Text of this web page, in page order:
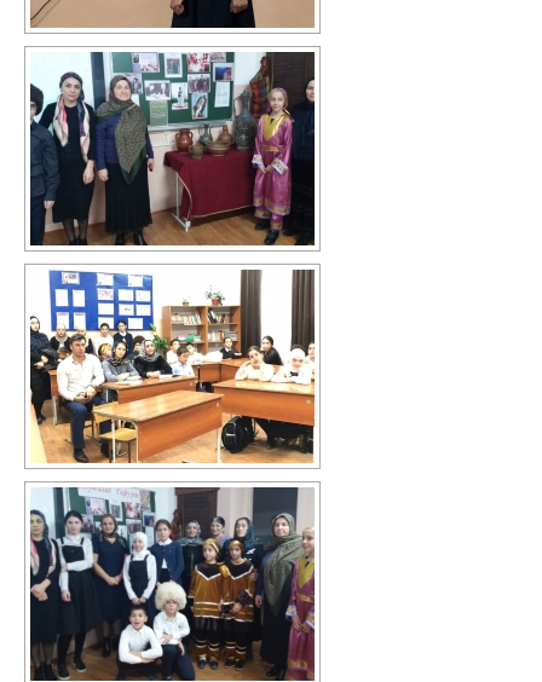
Повышение качества образования
I. Результаты обучения школьников
II. Практико-ориентированность
школьного образования
III. Управление системой общего
образования
IV. Развитие функциональной
грамотности
V. Ориентация воспитательной работы
ПМПК
Независимая оценка качества
Механизмы управления качеством
образования
2020/2021 учебный год